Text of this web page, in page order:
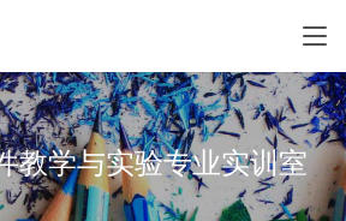
教学与实验专业实训室